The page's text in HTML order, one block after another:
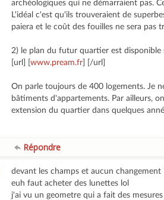
archéologiques qui ne démarraient pas.
L'idéal c'est qu'ils trouveraient de
paiera et le coût des fouilles ne sera pas
2) le plan du futur quartier est disponible
[url] [www.pream.fr ] [/url]
On parle toujours de 400 logements. Je
bâtiments d'appartements. Par ailleurs,
extension du quartier dans quelques
Répondre
devant les champs et aucun changement
euh faut acheter des lunettes lol
j'ai vu un geometre qui a fait des